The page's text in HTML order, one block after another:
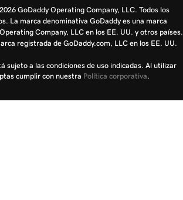
GoDaddy Operating Company, LLC. Todos los
La marca denominativa GoDaddy es una marca
Company, LLC en los EE. UU. y otros países.
registrada de GoDaddy.com, LLC en los EE. UU.
sujeto a las condiciones de uso indicadas. Al utilizar
cumplir con nuestra Política corporativa.